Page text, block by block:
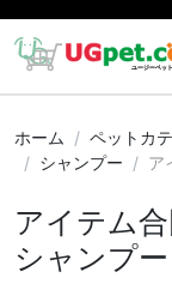
ホーム ペットカ
シャンプー
ア
アイテム
シャンプー